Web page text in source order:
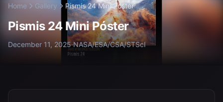
Home Gallery Pismis 24 Mini Póster
Pismis 24 Mini Póster
December 11, 2025·NASA/ESA/CSA/STScI